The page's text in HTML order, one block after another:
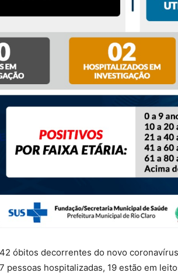
óbitos decorrentes do novo
pessoas hospitalizadas, 19 estão em